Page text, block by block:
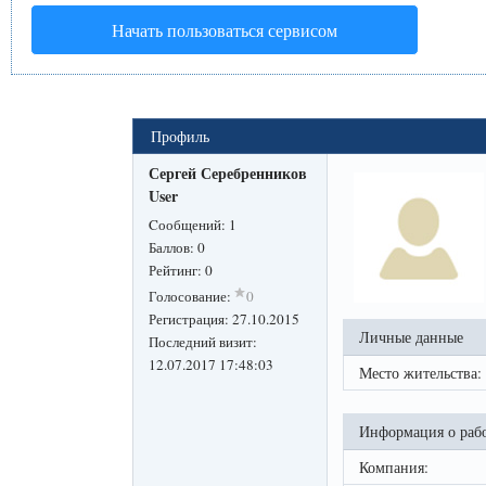
Начать пользоваться сервисом
Профиль
Сергей Серебренников
User
Cообщений: 1
Баллов: 0
Рейтинг: 0
Голосование:
0
Регистрация: 27.10.2015
Последний визит:
12.07.2017 17:48:03
Личные данные
Место жительства:
Информация о
Компания: